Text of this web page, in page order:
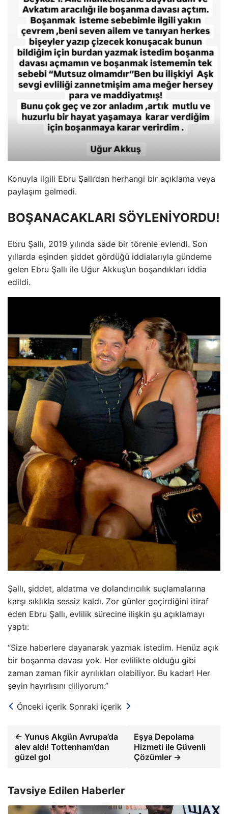
Konuyla ilgili Ebru Şallı’dan herhangi bir açıklama veya
paylaşım gelmedi.
BOŞANACAKLARI SÖYLENİYORDU!
Ebru Şallı, 2019 yılında sade bir törenle evlendi. Son
yıllarda eşinden şiddet gördüğü iddialarıyla gündeme
gelen Ebru Şallı ile Uğur Akkuş’un boşandıkları iddia
edildi.
Şallı, şiddet, aldatma ve dolandırıcılık suçlamalarına
karşı sıklıkla sessiz kaldı. Zor günler geçirdiğini itiraf
eden Ebru Şallı, evlilik sürecine ilişkin şu açıklamayı
yaptı:
“Size haberlere dayanarak yazmak istedim. Henüz açık
bir boşanma davası yok. Her evlilikte olduğu gibi
zaman zaman fikir ayrılıkları olabiliyor. Bu kadar! Her
şeyin hayırlısını diliyorum.”
Önceki içerik Sonraki içerik
← Yunus Akgün Avrupa’da
alev aldı! Tottenham’dan
güzel gol
Eşya Depolama
Hizmeti ile Güvenli
Çözümler →
Tavsiye Edilen Haberler